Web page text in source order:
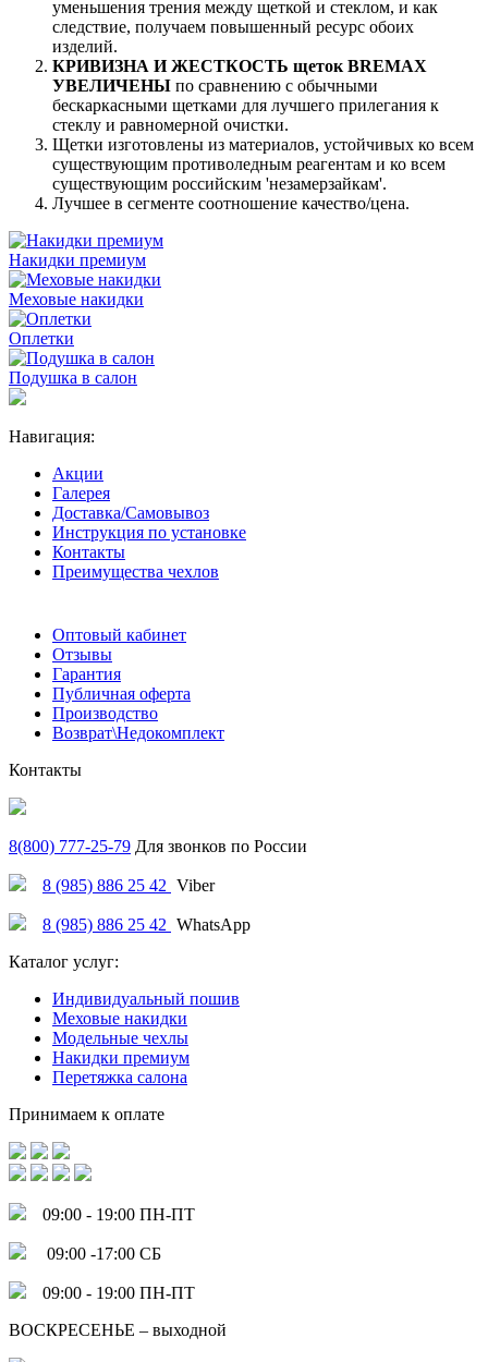
уменьшения трения между щеткой и стеклом, и как
следствие, получаем повышенный ресурс обоих
изделий.
КРИВИЗНА И ЖЕСТКОСТЬ щеток BREMAX
УВЕЛИЧЕНЫ по сравнению с обычными
бескаркасными щетками для лучшего прилегания к
стеклу и равномерной очистки.
Щетки изготовлены из материалов, устойчивых ко всем
существующим противоледным реагентам и ко всем
существующим российским 'незамерзайкам'.
Лучшее в сегменте соотношение качество/цена.
Накидки премиум
Меховые накидки
Оплетки
Подушка в салон
Навигация:
Акции
Галерея
Доставка/Самовывоз
Инструкция по установке
Контакты
Преимущества чехлов
Оптовый кабинет
Отзывы
Гарантия
Публичная оферта
Производство
Возврат\Недокомплект
Контакты
8(800) 777-25-79 Для звонков по России
8 (985) 886 25 42 Viber
8 (985) 886 25 42 WhatsApp
Каталог услуг:
Индивидуальный пошив
Меховые накидки
Модельные чехлы
Накидки премиум
Перетяжка салона
Принимаем к оплате
09:00 - 19:00 ПН-ПТ
09:00 -17:00 СБ
09:00 - 19:00 ПН-ПТ
ВОСКРЕСЕНЬЕ – выходной